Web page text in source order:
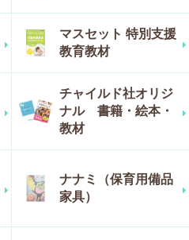
マスセット 特別支援
教育教材
チャイルド社オリジ
ナル 書籍・絵本・
教材
ナナミ（保育用備品
家具）